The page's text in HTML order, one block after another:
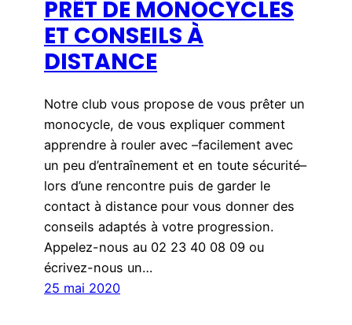
PRÊT DE MONOCYCLES
ET CONSEILS À
DISTANCE
Notre club vous propose de vous prêter un
monocycle, de vous expliquer comment
apprendre à rouler avec –facilement avec
un peu d’entraînement et en toute sécurité–
lors d’une rencontre puis de garder le
contact à distance pour vous donner des
conseils adaptés à votre progression.
Appelez-nous au 02 23 40 08 09 ou
écrivez-nous un…
25 mai 2020